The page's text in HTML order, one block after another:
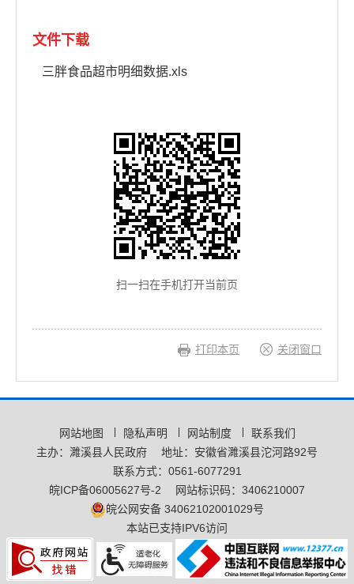
文件下载
三胖食品超市明细数据.xls
扫一扫在手机打开当前页
打印本页 关闭窗口
网站地图 隐私声明 网站制度
联系我们
主办：濉溪县人民政府
地址：安徽省濉溪县沱河路92号
联系方式：0561-6077291
皖ICP备06005627号-2
网站标识码：3406210007
皖公网安备 34062102001029号
本站已支持IPV6访问